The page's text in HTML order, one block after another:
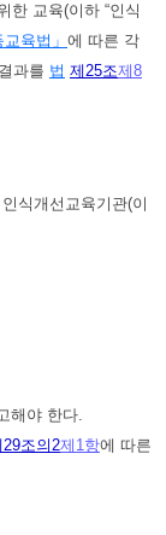
한 교육(이하 “인식
교육법」 에 따른 각
과를 법 제25조제8
식개선교육기관(이
해야 한다.
29조의2제1항에 따른